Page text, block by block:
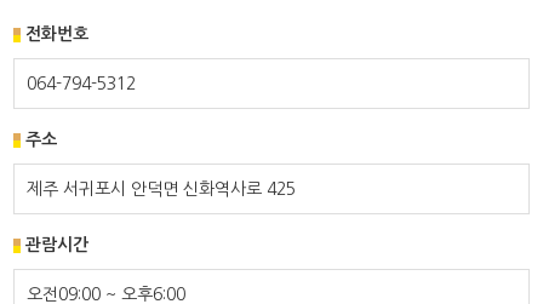
전화번호
064-794-5312
주소
제주 서귀포시 안덕면 신화역사로 425
관람시간
오전09:00 ~ 오후6:00